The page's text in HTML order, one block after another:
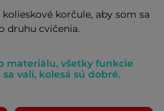
korčule, aby som sa
druhu cvičenia.
materiálu, všetky funkcie
valí, kolesá sú dobré.